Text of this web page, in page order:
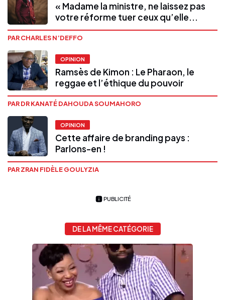
« Madame la ministre, ne laissez pas
votre réforme tuer ceux qu’elle...
PAR CHARLES N’DEFFO
OPINION
Ramsès de Kimon : Le Pharaon, le
reggae et l’éthique du pouvoir
PAR DR KANATÉ DAHOUDA SOUMAHORO
OPINION
Cette affaire de branding pays :
Parlons-en !
PAR ZRAN FIDÈLE GOULYZIA
PUBLICITÉ
DE LA MÊME CATÉGORIE